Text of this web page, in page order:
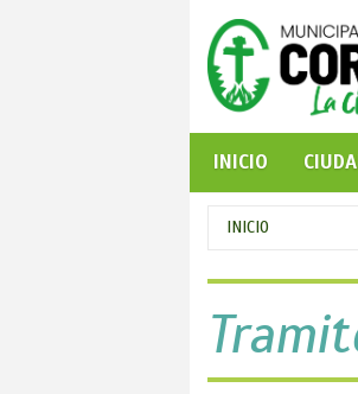
INICIO
Se
usted
aquí
INICIO